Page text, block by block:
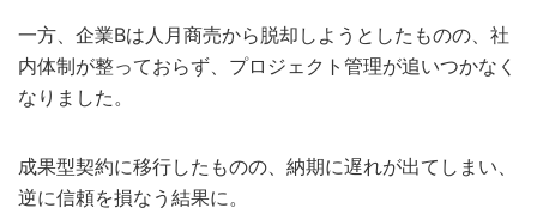
一方、企業Bは人月商売から脱却しようとしたものの、社
内体制が整っておらず、プロジェクト管理が追いつかなく
なりました。
成果型契約に移行したものの、納期に遅れが出てしまい、
逆に信頼を損なう結果に。